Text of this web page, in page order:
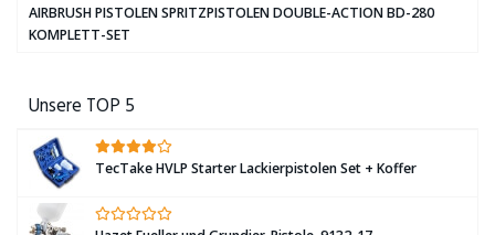
AIRBRUSH PISTOLEN SPRITZPISTOLEN DOUBLE-ACTION BD-280
KOMPLETT-SET
Unsere TOP 5
TecTake HVLP Starter Lackierpistolen Set + Koffer